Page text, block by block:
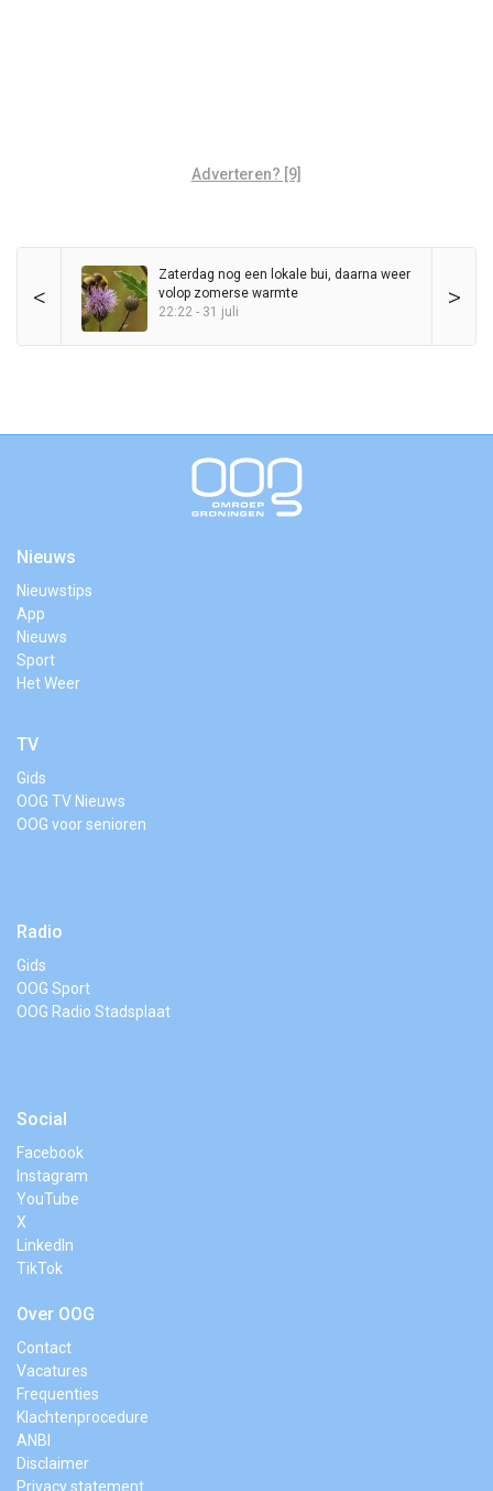
Adverteren? [9]
< >
Zaterdag nog een lokale bui, daarna weer
volop zomerse warmte
22:22 - 31 juli
Nieuws
Nieuwstips
App
Nieuws
Sport
Het Weer
TV
Gids
OOG TV Nieuws
OOG voor senioren
Radio
Gids
OOG Sport
OOG Radio Stadsplaat
Social
Facebook
Instagram
YouTube
X
LinkedIn
TikTok
Over OOG
Contact
Vacatures
Frequenties
Klachtenprocedure
ANBI
Disclaimer
Privacy statement